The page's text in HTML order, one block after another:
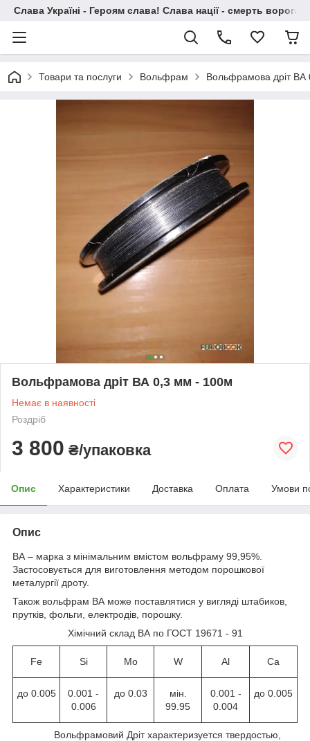
Слава Україні - Героям слава! Слава нації - смерть
Товари та послуги Вольфрам Вольфрамова дріт
Вольфрамова дріт ВА 0,3 мм - 100м
Немає в наявності
Роздріб
3 800 ₴/упаковка
Опис Характеристики Доставка Оплата Умови
Опис
ВА – марка з мінімальним вмістом вольфраму 99,95%.
Застосовується для виготовлення методом порошкової
металургії дроту.
Також вольфрам ВА може поставлятися у вигляді штабиков,
прутків, фольги, електродів, порошку.
Хімічний склад ВА по ГОСТ 19671 - 91
Fe Si Mo W Al Ca
до 0.005
0.001 -
0.006
до 0.03
мін.
99.95
0.001 -
0.004
до 0.005
Вольфрамовий Дріт характеризуется твердостью,